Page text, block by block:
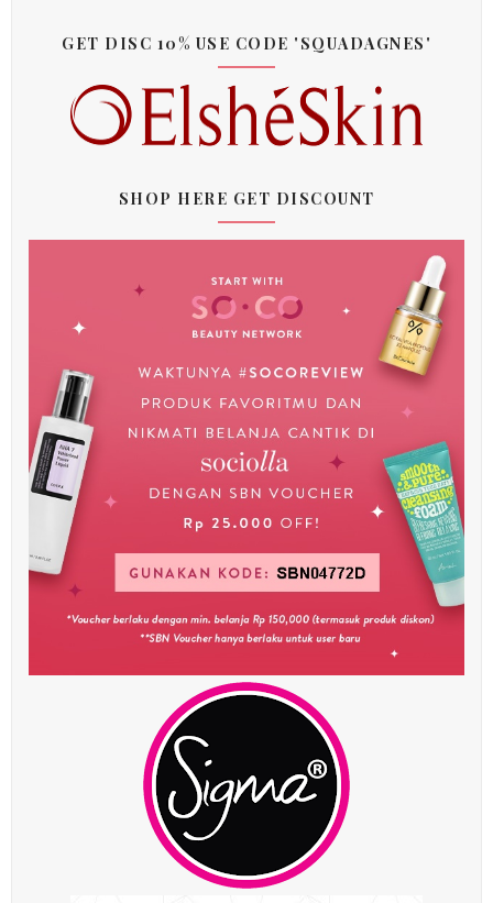
GET DISC 10% USE CODE 'SQUADAGNES'
SHOP HERE GET DISCOUNT